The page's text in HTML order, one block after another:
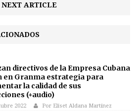
NEXT ARTICLE
directivos de la Empresa Cubana
en Granma estrategia para
la calidad de sus
(+audio)
2022 Por Eliset Aldana Martínez